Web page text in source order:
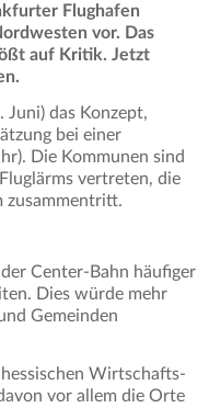
Flughafen
vor. Das
auf Kritik. Jetzt
das Konzept,
bei einer
Die Kommunen sind
vertreten, die
zusammentritt.
Center-Bahn häufiger
Dies würde mehr
Gemeinden
Wirtschafts-
vor allem die Orte